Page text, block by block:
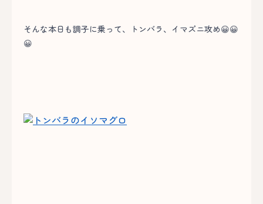
そんな本日も調子に乗って、トンバラ、イマズニ攻め😀😀
😀